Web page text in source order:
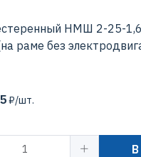
НМШ 2-25-
раме без
₽/шт.